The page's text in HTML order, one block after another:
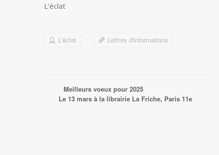
L’éclat
L'éclat Lettres d'informations
Meilleurs voeux pour 2025
Le 13 mars à la librairie La Friche, Paris 11e